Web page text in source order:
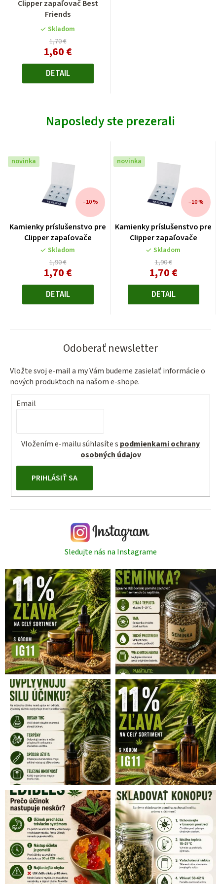
Clipper zapaľovač Best
Friends
Skladom
1,70 €
1,60 €
DETAIL
Naposledy ste prezerali
novinka
Kamienky príslušenstvo pre
Clipper zapaľovače
Skladom
1,90 €
–10 %
1,70 €
DETAIL
novinka
Kamienky príslušenstvo pre
Clipper zapaľovače
Skladom
1,90 €
–10 %
1,70 €
DETAIL
Odoberať newsletter
Vložte svoj e-mail a my Vám budeme zasielať informácie o
nových produktoch na našom e-shope.
Email
Vložením e-mailu súhlasíte s podmienkami ochrany
osobných údajov
PRIHLÁSIŤ SA
Sledujte nás na Instagrame